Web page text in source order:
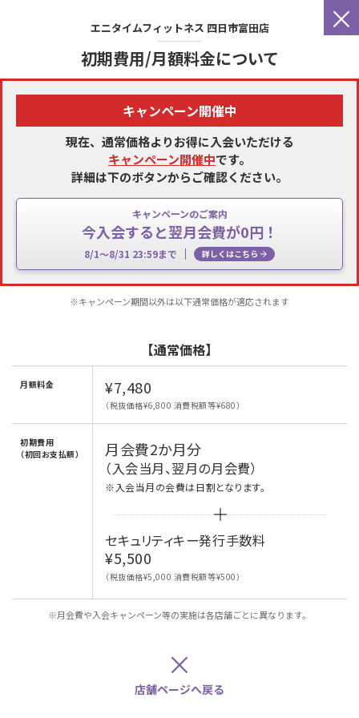
×
エニタイムフィットネス 四日市富田店
初期費用/月額料金について
キャンペーン開催中
現在、通常価格よりお得に入会いただける
キャンペーン開催中です。
詳細は下のボタンからご確認ください。
キャンペーンのご案内
今入会すると翌月会費が0円！
8/1～8/31 23:59まで 詳しくはこちら
※キャンペーン期間以外は以下通常価格が適応されます
【通常価格】
月額料金 ¥7,480
（税抜価格¥6,800 消費税額等¥680）
初期費用
（初回お支払額）
月会費2か月分
（入会当月、翌月の月会費）
※入会当月の会費は日割となります。
セキュリティキー発行手数料
¥5,500
（税抜価格¥5,000 消費税額等¥500）
※月会費や入会キャンペーン等の実施は各店舗ごとに異なります。
×
店舗ページへ戻る